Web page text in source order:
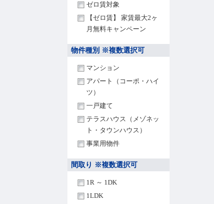
ゼロ賃対象
【ゼロ賃】 家賃最大2ヶ
月無料キャンペーン
物件種別 ※複数選択可
マンション
アパート（コーポ・ハイ
ツ）
一戸建て
テラスハウス（メゾネッ
ト・タウンハウス）
事業用物件
間取り ※複数選択可
1R ～ 1DK
1LDK